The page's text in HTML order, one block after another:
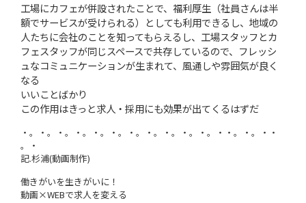
工場にカフェが併設されたことで、福利厚生（社員さんは半
額でサービスが受けられる）としても利用できるし、地域の
人たちに会社のことを知ってもらえるし、工場スタッフとカ
フェスタッフが同じスペースで共存しているので、フレッシ
ュなコミュニケーションが生まれて、風通しや雰囲気が良く
なる
いいことばかり
この作用はきっと求人・採用にも効果が出てくるはずだ
・。・。・。・。・。・。・。・。・。・。・。・・。・。・・
。・
記.杉浦(動画制作)
働きがいを生きがいに！
動画×WEBで求人を変える